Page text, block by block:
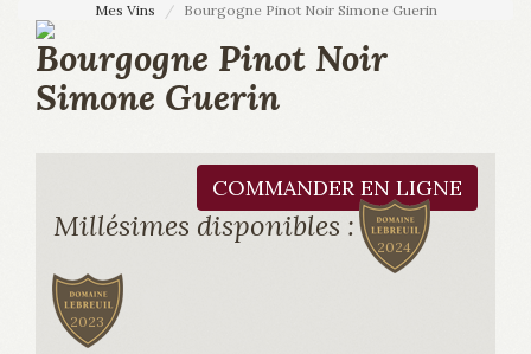
Mes Vins Bourgogne Pinot Noir Simone Guerin
Bourgogne Pinot Noir
Simone Guerin
COMMANDER EN LIGNE
Millésimes disponibles :
2024
2023